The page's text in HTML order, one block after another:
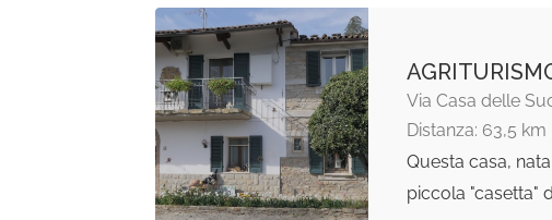
Via Casa delle
Distanza: 63,5 km
Questa casa,
piccola "casetta"